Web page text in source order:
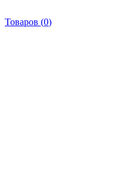
Товаров (0)